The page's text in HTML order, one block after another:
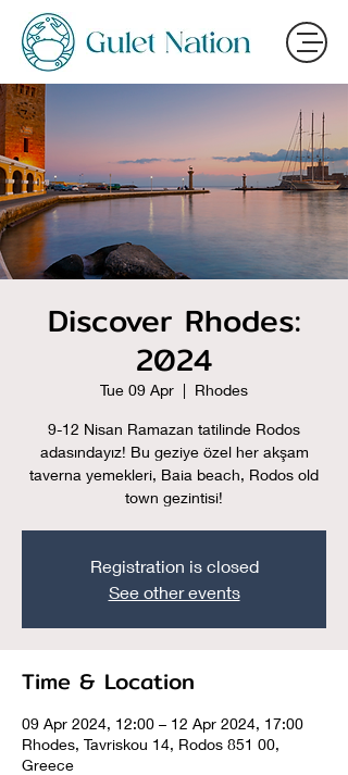
Discover Rhodes:
2024
Tue 09 Apr
  |
Rhodes
9-12 Nisan Ramazan tatilinde Rodos
adasındayız! Bu geziye özel her akşam
taverna yemekleri, Baia beach, Rodos old
town gezintisi!
Registration is closed
See other events
Time & Location
09 Apr 2024, 12:00 – 12 Apr 2024, 17:00
Rhodes, Tavriskou 14, Rodos 851 00,
Greece